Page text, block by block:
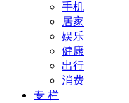
手机
居家
娱乐
健康
出行
消费
专 栏